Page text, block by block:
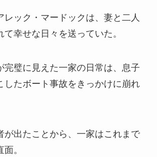
レック・マードックは、妻と二人
幸せな日々を送っていた。
完璧に見えた一家の日常は、息子
したボート事故をきっかけに崩れ
が出たことから、一家はこれまで
。